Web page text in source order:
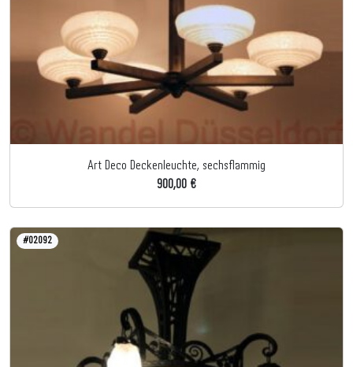
Art Deco Deckenleuchte, sechsflammig
900,00 €
#02092